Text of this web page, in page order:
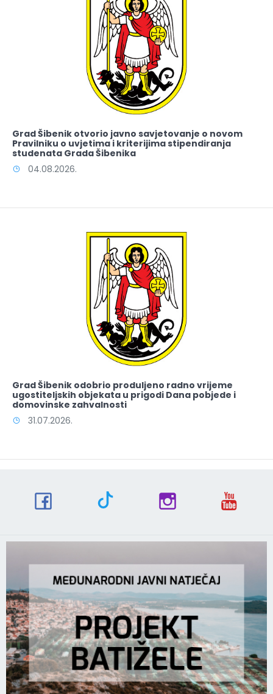
Grad Šibenik otvorio javno savjetovanje o novom
Pravilniku o uvjetima i kriterijima stipendiranja
studenata Grada Šibenika
04.08.2026.
Grad Šibenik odobrio produljeno radno vrijeme
ugostiteljskih objekata u prigodi Dana pobjede i
domovinske zahvalnosti
31.07.2026.